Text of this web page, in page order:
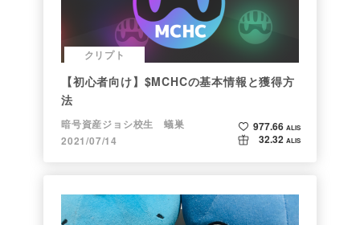
クリプト
【初心者向け】$MCHCの基本情報と獲得方
法
暗号資産ジョシ校生 蟻巣
2021/07/14
977.66 ALIS
32.32 ALIS